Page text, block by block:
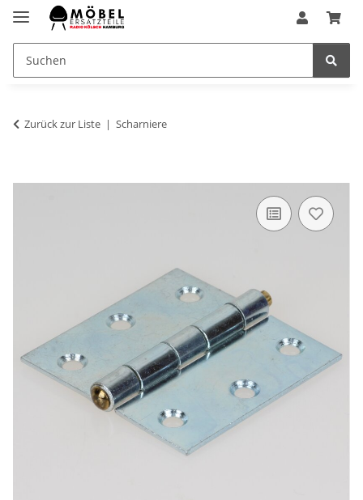
Zurück zur Liste Scharniere